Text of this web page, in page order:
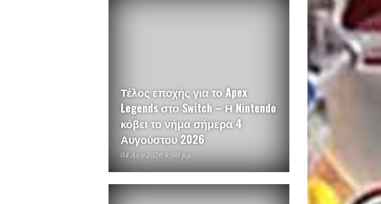
Τέλος εποχής για το Apex
Legends στο Switch – Η Nintendo
κόβει το νήμα σήμερα 4
Αυγούστου 2026
04 Αυγ 2026 9:00 μμ